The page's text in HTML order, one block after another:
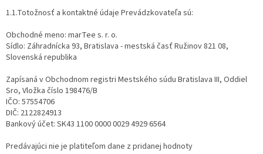
1.1.Totožnosť a kontaktné údaje Prevádzkovateľa sú:
Obchodné meno: marTee s. r. o.
Sídlo: Záhradnícka 93, Bratislava - mestská časť Ružinov 821 08,
Slovenská republika
Zapísaná v Obchodnom registri Mestského súdu Bratislava III, Oddiel
Sro, Vložka číslo 198476/B
IČO: 57554706
DIČ: 2122824913
Bankový účet: SK43 1100 0000 0029 4929 6564
Predávajúci nie je platiteľom dane z pridanej hodnoty